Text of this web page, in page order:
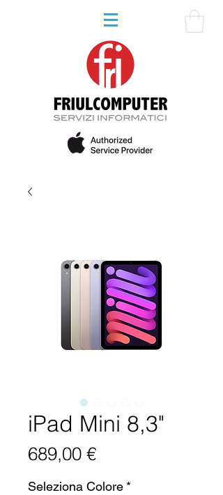
iPad Mini 8,3"
689,00 €Prezzo
Seleziona Colore *